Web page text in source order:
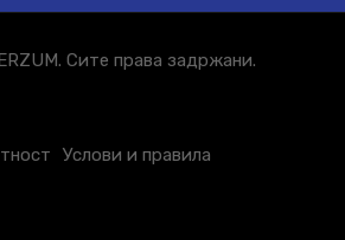
Сите права задржани.
Услови и правила